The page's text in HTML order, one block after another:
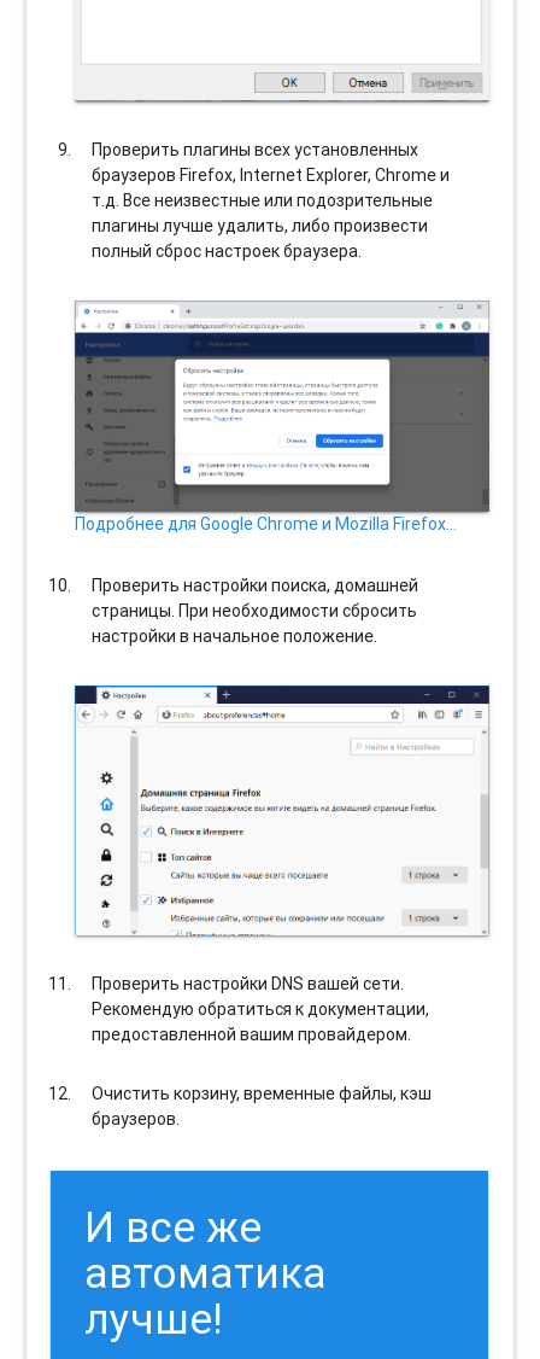
Проверить плагины всех установленных
браузеров Firefox, Internet Explorer, Chrome и
т.д. Все неизвестные или подозрительные
плагины лучше удалить, либо произвести
полный сброс настроек браузера.
Подробнее для Google Chrome и Mozilla Firefox…
Проверить настройки поиска, домашней
страницы. При необходимости сбросить
настройки в начальное положение.
Проверить настройки DNS вашей сети.
Рекомендую обратиться к документации,
предоставленной вашим провайдером.
Очистить корзину, временные файлы, кэш
браузеров.
И все же
автоматика
лучше!